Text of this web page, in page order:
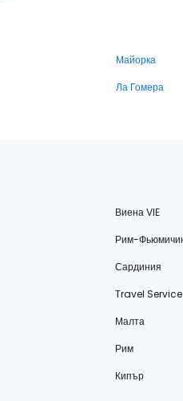
Майорка
Ла Гомера
Виена VIE
Рим-
Сардиния
Travel Service
Малта
Рим
Кипър